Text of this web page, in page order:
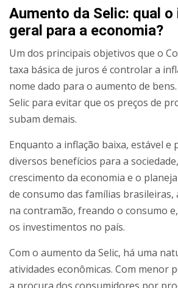
Aumento da Selic: qual
geral para a economia?
Um dos principais objetivos que o
taxa básica de juros é controlar a
nome dado para o aumento de
Selic para evitar que os preços de
subam demais.
Enquanto a inflação baixa, estável e
diversos benefícios para a
crescimento da economia e o
de consumo das famílias brasileiras,
na contramão, freando o consumo
os investimentos no país.
Com o aumento da Selic, há uma
atividades econômicas. Com menor
a procura dos consumidores por